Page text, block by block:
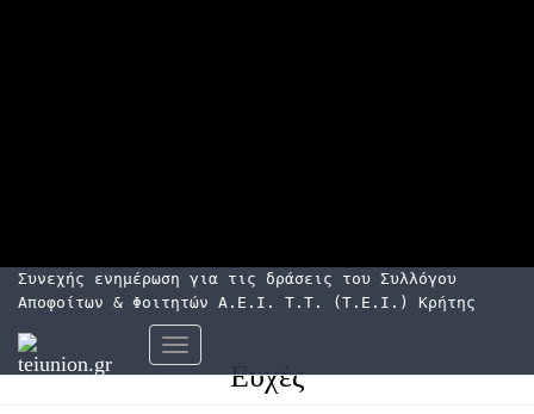
Συνεχής ενημέρωση για τις δράσεις του Συλλόγου
Αποφοίτων & Φοιτητών Α.Ε.Ι. Τ.Τ. (Τ.Ε.Ι.) Κρήτης
Εναλλαγή
πλοήγησηςΕυχές